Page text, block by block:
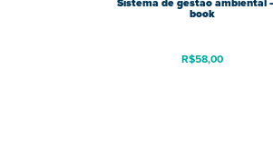
book
R$58,00